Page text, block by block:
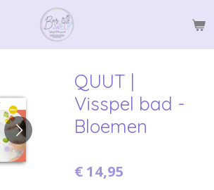
QUUT |
Visspel bad -
Bloemen
€ 14,95